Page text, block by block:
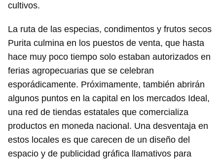
cultivos.
La ruta de las especias, condimentos y frutos secos
Purita culmina en los puestos de venta, que hasta
hace muy poco tiempo solo estaban autorizados en
ferias agropecuarias que se celebran
esporádicamente. Próximamente, también abrirán
algunos puntos en la capital en los mercados Ideal,
una red de tiendas estatales que comercializa
productos en moneda nacional. Una desventaja en
estos locales es que carecen de un diseño del
espacio y de publicidad gráfica llamativos para